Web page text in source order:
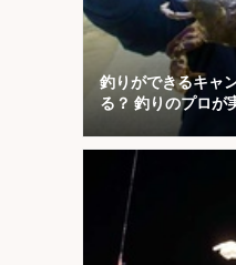
釣りができるキャ
る？ 釣りのプロが